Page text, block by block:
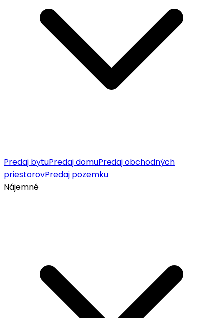
Predaj bytuPredaj domuPredaj obchodných
priestorovPredaj pozemku
Nájemné